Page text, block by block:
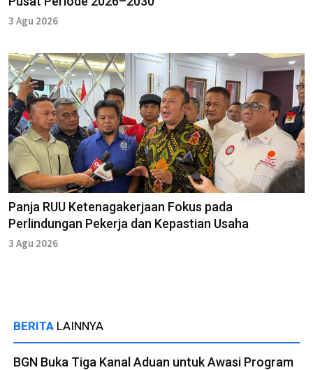
3 Agu 2026
Panja RUU Ketenagakerjaan Fokus pada
Perlindungan Pekerja dan Kepastian Usaha
3 Agu 2026
BERITA LAINNYA
BGN Buka Tiga Kanal Aduan untuk Awasi Program